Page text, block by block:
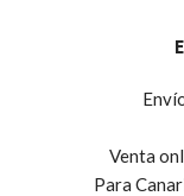
Venta
Para